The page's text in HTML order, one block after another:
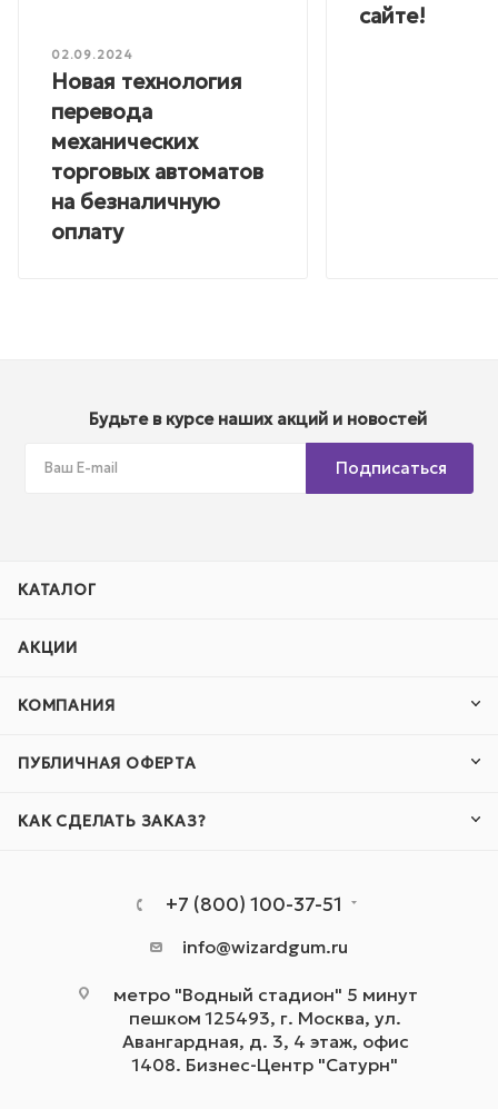
02.09.2024
Новая технология
перевода
механических
торговых автоматов
на безналичную
оплату
сайте!
Будьте в курсе наших акций и новостей
Подписаться
КАТАЛОГ
АКЦИИ
КОМПАНИЯ
ПУБЛИЧНАЯ ОФЕРТА
КАК СДЕЛАТЬ ЗАКАЗ?
+7 (800) 100-37-51
info@wizardgum.ru
метро "Водный стадион" 5 минут
пешком 125493, г. Москва, ул.
Авангардная, д. 3, 4 этаж, офис
1408. Бизнес-Центр "Сатурн"